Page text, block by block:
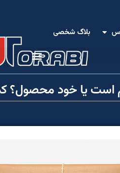
بلاگ شخصی
است یا خود محصول؟